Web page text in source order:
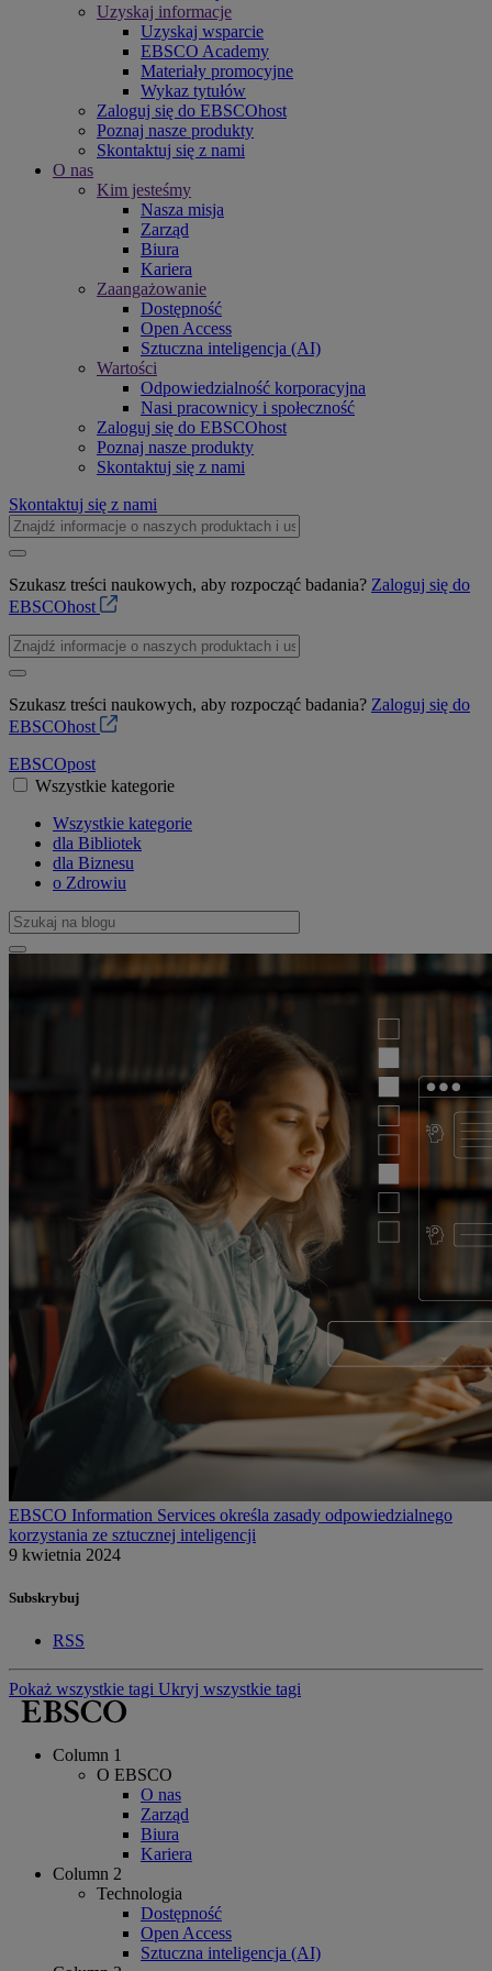
Uzyskaj informacje
Uzyskaj wsparcie
EBSCO Academy
Materiały promocyjne
Wykaz tytułów
Zaloguj się do EBSCOhost
Poznaj nasze produkty
Skontaktuj się z nami
O nas
Kim jesteśmy
Nasza misja
Zarząd
Biura
Kariera
Zaangażowanie
Dostępność
Open Access
Sztuczna inteligencja (AI)
Wartości
Odpowiedzialność korporacyjna
Nasi pracownicy i społeczność
Zaloguj się do EBSCOhost
Poznaj nasze produkty
Skontaktuj się z nami
Skontaktuj się z nami
Szukasz treści naukowych, aby rozpocząć badania? Zaloguj się do
EBSCOhost
Szukasz treści naukowych, aby rozpocząć badania? Zaloguj się do
EBSCOhost
EBSCOpost
Wszystkie kategorie
Wszystkie kategorie
dla Bibliotek
dla Biznesu
o Zdrowiu
EBSCO Information Services określa zasady odpowiedzialnego
korzystania ze sztucznej inteligencji
9 kwietnia 2024
Subskrybuj
RSS
Pokaż wszystkie tagi Ukryj wszystkie tagi
Column 1
O EBSCO
O nas
Zarząd
Biura
Kariera
Column 2
Technologia
Dostępność
Open Access
Sztuczna inteligencja (AI)